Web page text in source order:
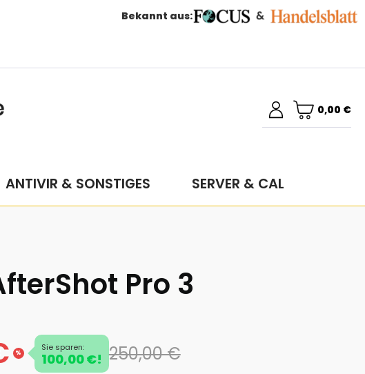
Bekannt aus:
0,00 €
ANTIVIR & SONSTIGES SERVER & CAL
Pro 3
%
Sie sparen:
100,00 €! 250,00 €